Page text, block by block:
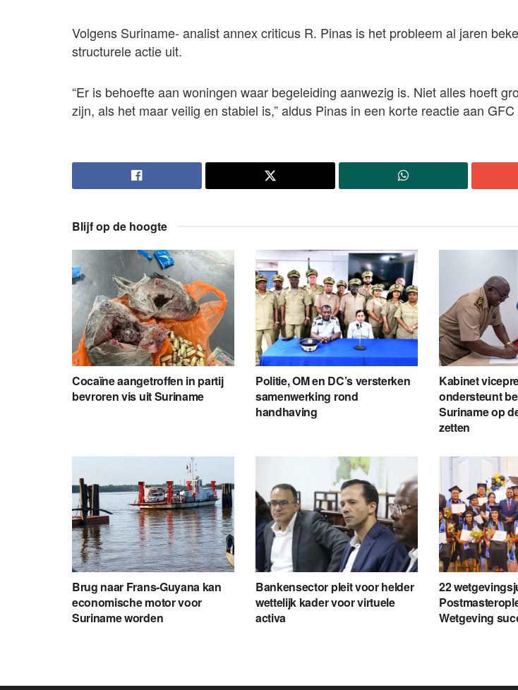
Volgens Suriname- analist annex criticus R. Pinas is het probleem al jaren
structurele actie uit.
“Er is behoefte aan woningen waar begeleiding aanwezig is. Niet alles hoeft
zijn, als het maar veilig en stabiel is,” aldus Pinas in een korte reactie aan
Blijf op de hoogte
Cocaïne aangetroffen in partij
bevroren vis uit Suriname
Politie, OM en DC’s versterken
samenwerking rond
handhaving
Kabinet
ondersteunt
Suriname op
zetten
Brug naar Frans-Guyana kan
economische motor voor
Suriname worden
Bankensector pleit voor helder
wettelijk kader voor virtuele
activa
22
Wetgeving